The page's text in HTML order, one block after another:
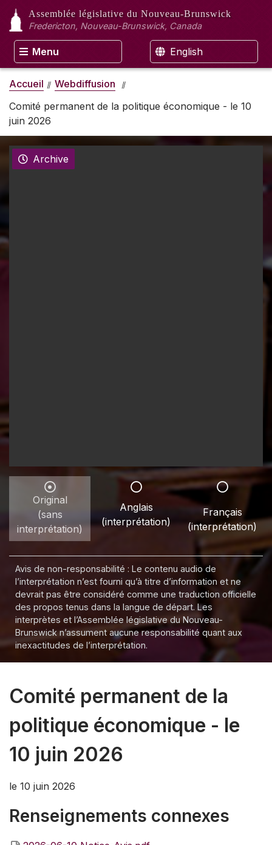
Assemblée législative du Nouveau-Brunswick
Fredericton, Nouveau-Brunswick, Canada
Menu English
Accueil
Webdiffusion
Comité permanent de la politique économique - le 10
juin 2026
Archive
Original
(sans
interprétation)
Anglais
(interprétation)
Français
(interprétation)
Avis de non-responsabilité : Le contenu audio de
l’interprétation n’est fourni qu’à titre d’information et ne
devrait pas être considéré comme une traduction officielle
des propos tenus dans la langue de départ. Les
interprètes et l’Assemblée législative du Nouveau-
Brunswick n’assument aucune responsabilité quant aux
inexactitudes de l’interprétation.
Comité permanent de la
politique économique - le
10 juin 2026
le 10 juin 2026
Renseignements connexes